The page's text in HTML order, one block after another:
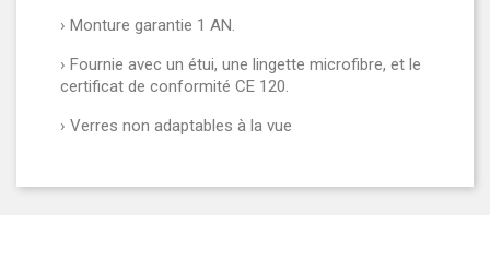
› Monture garantie 1 AN.
› Fournie avec un étui, une lingette microfibre, et le
certificat de conformité CE 120.
› Verres non adaptables à la vue